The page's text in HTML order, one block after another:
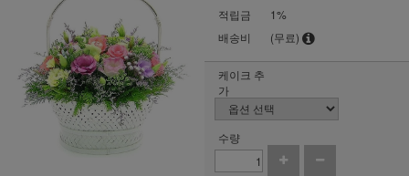
적립금
1%
배송비
(무료)
케이크 추
가
수량